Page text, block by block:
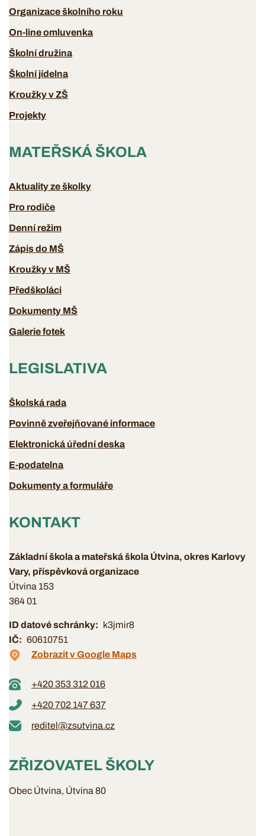
Organizace školního roku
On-line omluvenka
Školní družina
Školní jídelna
Kroužky v ZŠ
Projekty
MATEŘSKÁ ŠKOLA
Aktuality ze školky
Pro rodiče
Denní režim
Zápis do MŠ
Kroužky v MŠ
Předškoláci
Dokumenty MŠ
Galerie fotek
LEGISLATIVA
Školská rada
Povinně zveřejňované informace
Elektronická úřední deska
E-podatelna
Dokumenty a formuláře
KONTAKT
Základní škola a mateřská škola Útvina, okres Karlovy
Vary, příspěvková organizace
Útvina 153
364 01
ID datové schránky
k3jmir8
IČ
60610751
Zobrazit v Google Maps
+420 353 312 016
+420 702 147 637
reditel@zsutvina.cz
ZŘIZOVATEL ŠKOLY
Obec Útvina, Útvina 80